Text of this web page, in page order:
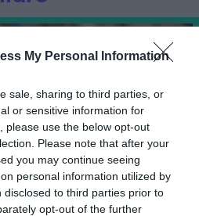
My Personal Information
sale, sharing to third parties, or
or sensitive information for
please use the below opt-out
Please note that after your
you may continue seeing
personal information utilized by
to third parties prior to
opt-out of the further